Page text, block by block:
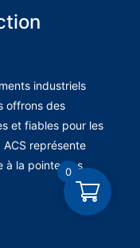
industriels
offrons des
et fiables pour les
ACS représente
à la pointe des
0